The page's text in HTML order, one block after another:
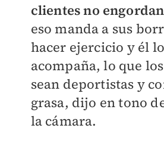
clientes no
eso manda a sus
hacer ejercicio y él
acompaña, lo que
sean deportistas y
grasa, dijo en tono
la cámara.